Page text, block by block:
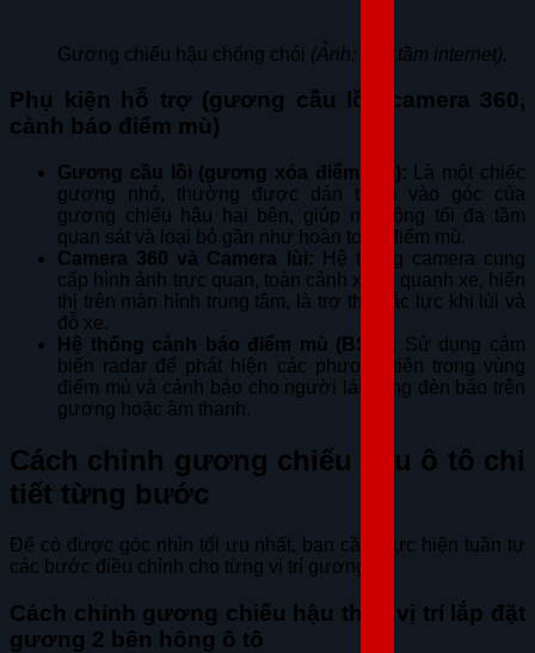
Gương chiếu hậu chống chói (Ảnh: sưu tầm internet).
Phụ kiện hỗ trợ (gương cầu lồi, camera 360,
cảnh báo điểm mù)
Gương cầu lồi (gương xóa điểm mù): Là một chiếc
gương nhỏ, thường được dán thêm vào góc của
gương chiếu hậu hai bên, giúp mở rộng tối đa tầm
quan sát và loại bỏ gần như hoàn toàn điểm mù.
Camera 360 và Camera lùi: Hệ thống camera cung
cấp hình ảnh trực quan, toàn cảnh xung quanh xe, hiển
thị trên màn hình trung tâm, là trợ thủ đắc lực khi lùi và
đỗ xe.
Hệ thống cảnh báo điểm mù (BSM): Sử dụng cảm
biến radar để phát hiện các phương tiện trong vùng
điểm mù và cảnh báo cho người lái bằng đèn báo trên
gương hoặc âm thanh.
Cách chỉnh gương chiếu hậu ô tô chi
tiết từng bước
Để có được góc nhìn tối ưu nhất, bạn cần thực hiện tuần tự
các bước điều chỉnh cho từng vị trí gương.
Cách chỉnh gương chiếu hậu theo vị trí lắp đặt
gương 2 bên hông ô tô